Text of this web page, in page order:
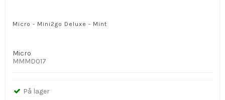
Micro - Mini2go Deluxe - Mint
Micro
MMMD017
På lager